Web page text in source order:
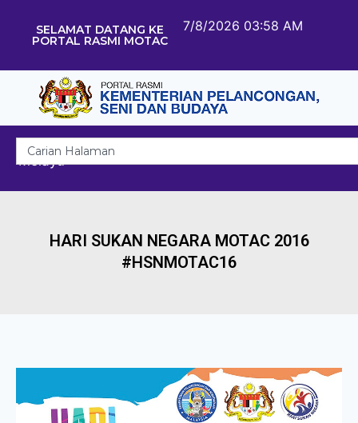
SELAMAT DATANG KE
PORTAL RASMI MOTAC
7/8/2026 03:58 AM
Melayu
HARI SUKAN NEGARA MOTAC 2016
#HSNMOTAC16